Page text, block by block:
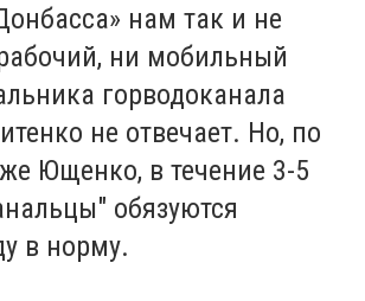
нам так и не
ни мобильный
горводоканала
не отвечает. Но, по
Ющенко, в течение 3-5
обязуются
в норму.